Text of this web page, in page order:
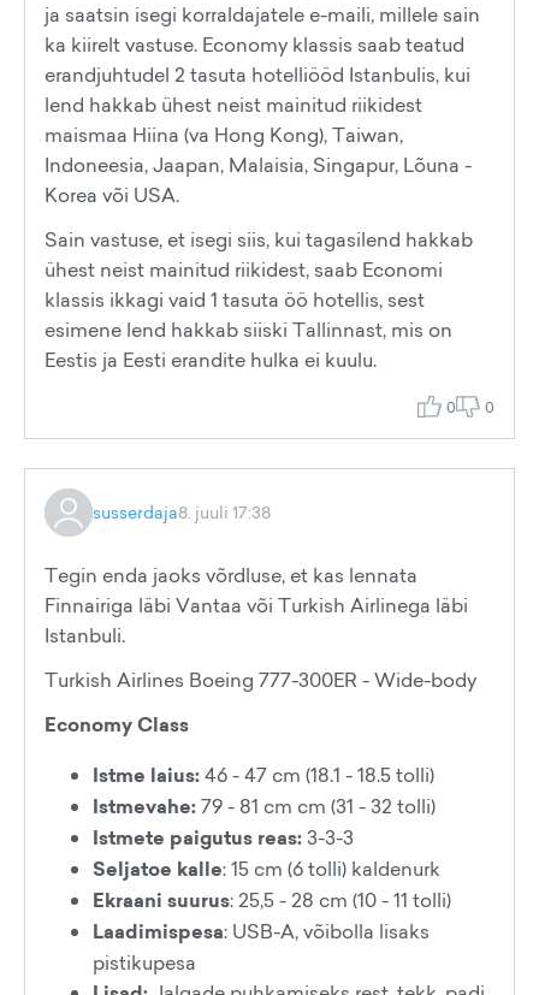
ja saatsin isegi korraldajatele e-maili, millele sain
ka kiirelt vastuse. Economy klassis saab teatud
erandjuhtudel 2 tasuta hotelliööd Istanbulis, kui
lend hakkab ühest neist mainitud riikidest
maismaa Hiina (va Hong Kong), Taiwan,
Indoneesia, Jaapan, Malaisia, Singapur, Lõuna -
Korea või USA.
Sain vastuse, et isegi siis, kui tagasilend hakkab
ühest neist mainitud riikidest, saab Economi
klassis ikkagi vaid 1 tasuta öö hotellis, sest
esimene lend hakkab siiski Tallinnast, mis on
Eestis ja Eesti erandite hulka ei kuulu.
0 0
susserdaja8. juuli 17:38
Tegin enda jaoks võrdluse, et kas lennata
Finnairiga läbi Vantaa või Turkish Airlinega läbi
Istanbuli.
Turkish Airlines Boeing 777-300ER - Wide-body
Economy Class
Istme laius:46 - 47 cm (18.1 - 18.5 tolli)
Istmevahe:79 - 81 cm cm (31 - 32 tolli)
Istmete paigutus reas:3-3-3
Seljatoe kalle: 15 cm (6 tolli) kaldenurk
Ekraani suurus: 25,5 - 28 cm (10 - 11 tolli)
Laadimispesa: USB-A, võibolla lisaks
pistikupesa